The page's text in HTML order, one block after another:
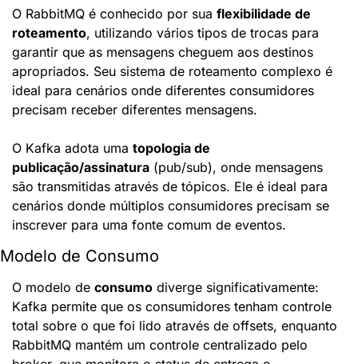
O RabbitMQ é conhecido por sua flexibilidade de
roteamento, utilizando vários tipos de trocas para
garantir que as mensagens cheguem aos destinos
apropriados. Seu sistema de roteamento complexo é
ideal para cenários onde diferentes consumidores
precisam receber diferentes mensagens.
O Kafka adota uma topologia de
publicação/assinatura (pub/sub), onde mensagens
são transmitidas através de tópicos. Ele é ideal para
cenários donde múltiplos consumidores precisam se
inscrever para uma fonte comum de eventos.
Modelo de Consumo
O modelo de consumo diverge significativamente:
Kafka permite que os consumidores tenham controle
total sobre o que foi lido através de offsets, enquanto
RabbitMQ mantém um controle centralizado pelo